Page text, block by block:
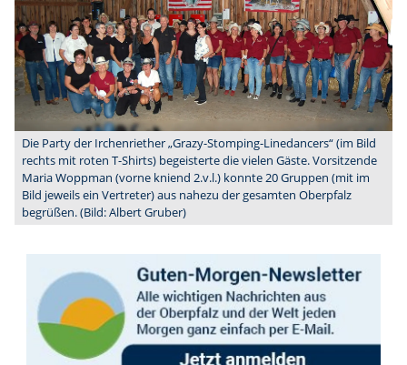
Die Party der Irchenriether „Grazy-Stomping-Linedancers“ (im Bild
rechts mit roten T-Shirts) begeisterte die vielen Gäste. Vorsitzende
Maria Woppman (vorne kniend 2.v.l.) konnte 20 Gruppen (mit im
Bild jeweils ein Vertreter) aus nahezu der gesamten Oberpfalz
begrüßen. (Bild: Albert Gruber)